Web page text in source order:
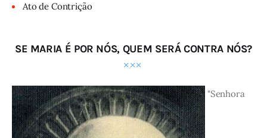
Ato de Contrição
SE MARIA É POR NÓS, QUEM SERÁ CONTRA NÓS?
"Senhora